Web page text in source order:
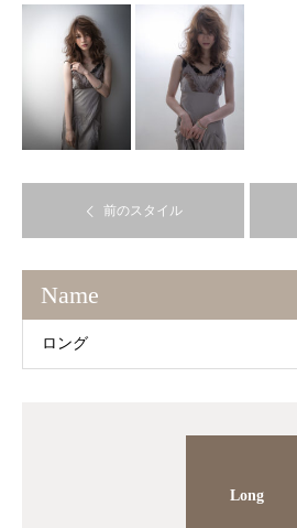
前のスタイル
Name
ロング
Long